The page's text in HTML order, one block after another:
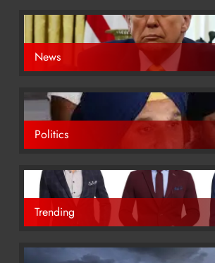
News
Politics
Trending